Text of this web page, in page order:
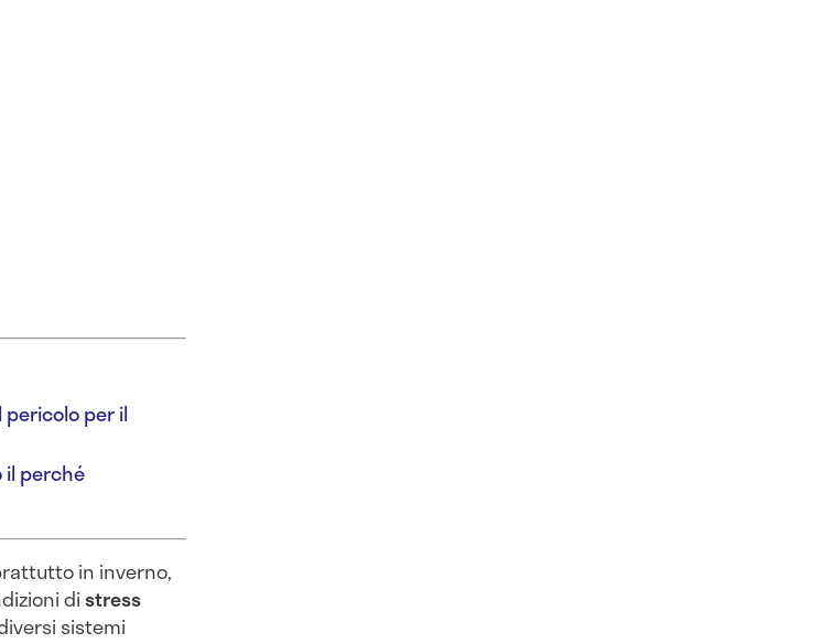
per il
il perché
in inverno,
distress
sistemi